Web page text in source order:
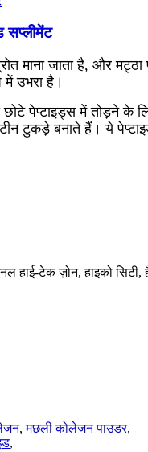
सप्लीमेंट
माना जाता है, और मट्ठा
उभरा है।
छोटे पेप्टाइड्स में तोड़ने
टुकड़े बनाते हैं। ये
टेक ज़ोन, हाइको सिटी,
,मछली कोलेजन पाउडर,
,